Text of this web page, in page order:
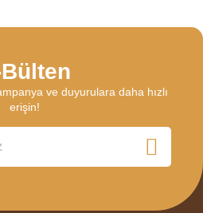
ve duyurulara daha hızlı
erişin!